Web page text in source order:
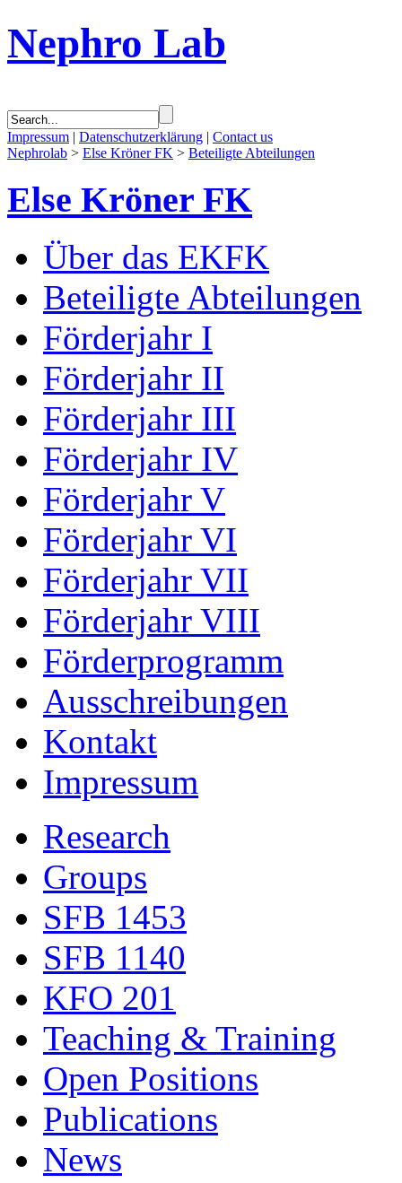
Nephro Lab
Impressum | Datenschutzerklärung | Contact us
Nephrolab > Else Kröner FK > Beteiligte Abteilungen
Else Kröner FK
Über das EKFK
Beteiligte Abteilungen
Förderjahr I
Förderjahr II
Förderjahr III
Förderjahr IV
Förderjahr V
Förderjahr VI
Förderjahr VII
Förderjahr VIII
Förderprogramm
Ausschreibungen
Kontakt
Impressum
Research
Groups
SFB 1453
SFB 1140
KFO 201
Teaching & Training
Open Positions
Publications
News